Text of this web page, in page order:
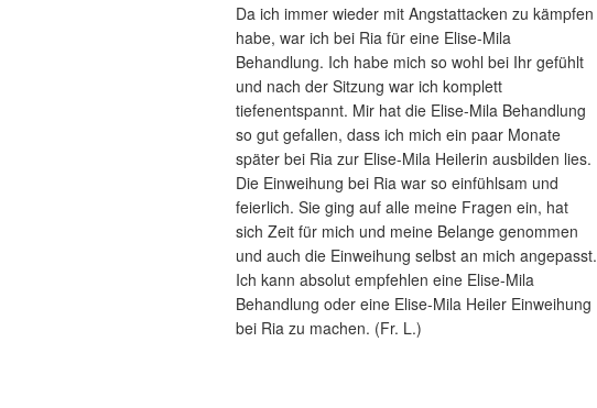
Da ich immer wieder mit Angstattacken zu kämpfen
habe, war ich bei Ria für eine Elise-Mila
Behandlung. Ich habe mich so wohl bei Ihr gefühlt
und nach der Sitzung war ich komplett
tiefenentspannt. Mir hat die Elise-Mila Behandlung
so gut gefallen, dass ich mich ein paar Monate
später bei Ria zur Elise-Mila Heilerin ausbilden lies.
Die Einweihung bei Ria war so einfühlsam und
feierlich. Sie ging auf alle meine Fragen ein, hat
sich Zeit für mich und meine Belange genommen
und auch die Einweihung selbst an mich angepasst.
Ich kann absolut empfehlen eine Elise-Mila
Behandlung oder eine Elise-Mila Heiler Einweihung
bei Ria zu machen. (Fr. L.)